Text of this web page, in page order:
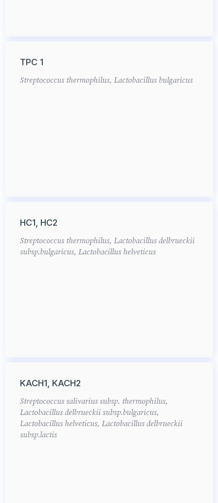
TPC 1
Streptococcus thermophilus, Lactobacillus bulgaricus
HC1, HC2
Streptococcus thermophilus, Lactobacillus delbrueckii
subsp.bulgaricus, Lactobacillus helveticus
KACH1, KACH2
Streptococcus salivarius subsp. thermophilus,
Lactobacillus delbrueckii subsp.bulgaricus,
Lactobacillus helveticus, Lactobacillus delbrueckii
subsp.lactis